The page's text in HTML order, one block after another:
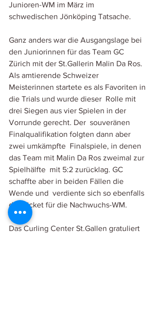
Junioren-WM im März im
schwedischen Jönköping Tatsache.
Ganz anders war die Ausgangslage bei
den Juniorinnen für das Team GC
Zürich mit der St.Gallerin Malin Da Ros.
Als amtierende Schweizer
Meisterinnen startete es als Favoriten in
die Trials und wurde dieser  Rolle mit
drei Siegen aus vier Spielen in der
Vorrunde gerecht. Der  souveränen
Finalqualifikation folgten dann aber
zwei umkämpfte  Finalspiele, in denen
das Team mit Malin Da Ros zweimal zur
Spielhälfte  mit 5:2 zurücklag. GC
schaffte aber in beiden Fällen die
Wende und  verdiente sich so ebenfalls
das Ticket für die Nachwuchs-WM.
Das Curling Center St.Gallen gratuliert